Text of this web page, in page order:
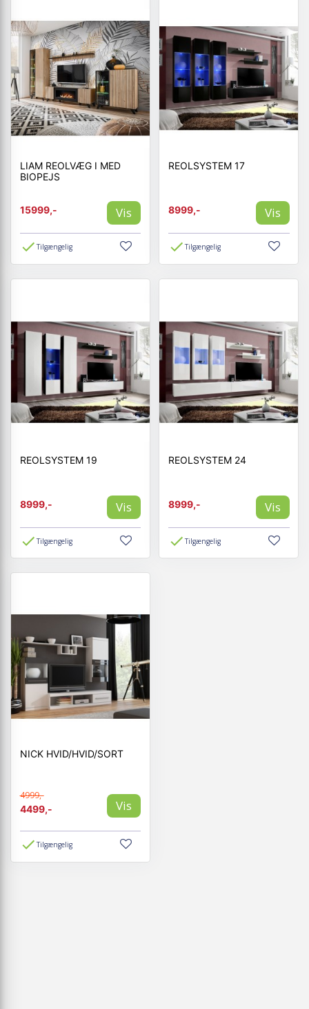
LIAM REOLVÆG I MED
BIOPEJS
15999,- Vis
Tilgængelig
REOLSYSTEM 17
8999,- Vis
Tilgængelig
REOLSYSTEM 19
8999,- Vis
Tilgængelig
REOLSYSTEM 24
8999,- Vis
Tilgængelig
NICK HVID/HVID/SORT
4999,-
4499,-
Vis
Tilgængelig